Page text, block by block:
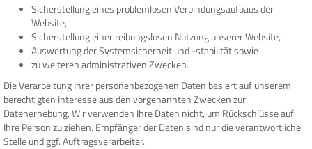
Sicherstellung eines problemlosen Verbindungsaufbaus der
Website,
Sicherstellung einer reibungslosen Nutzung unserer Website,
Auswertung der Systemsicherheit und -stabilität sowie
zu weiteren administrativen Zwecken.
Die Verarbeitung Ihrer personenbezogenen Daten basiert auf unserem
berechtigten Interesse aus den vorgenannten Zwecken zur
Datenerhebung. Wir verwenden Ihre Daten nicht, um Rückschlüsse auf
Ihre Person zu ziehen. Empfänger der Daten sind nur die verantwortliche
Stelle und ggf. Auftragsverarbeiter.